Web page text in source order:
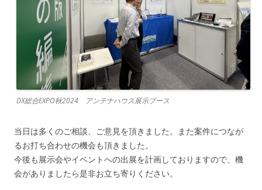
DX総合EXPO秋2024 アンテナハウス展示ブース
当日は多くのご相談、ご意見を頂きました。また案件につなが
るお打ち合わせの機会も頂きました。
今後も展示会やイベントへの出展を計画しておりますので、機
会がありましたら是非お立ち寄りください。